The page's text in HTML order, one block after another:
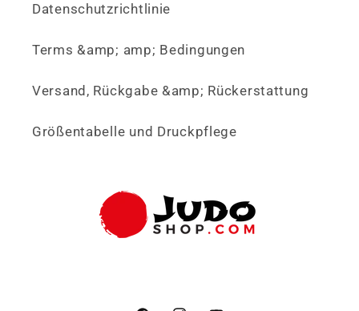
Datenschutzrichtlinie
Terms &amp; amp; Bedingungen
Versand, Rückgabe &amp; Rückerstattung
Größentabelle und Druckpflege